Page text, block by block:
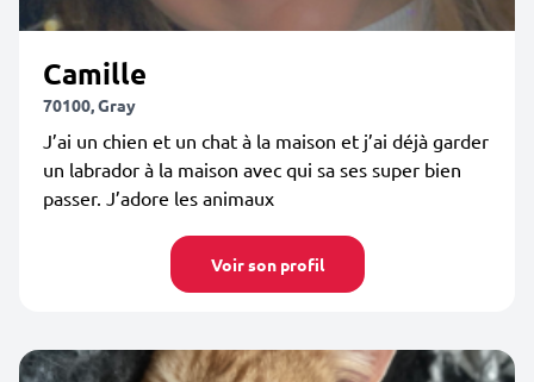
Camille
70100, Gray
J’ai un chien et un chat à la maison et j’ai déjà garder
un labrador à la maison avec qui sa ses super bien
passer. J’adore les animaux
Voir son profil